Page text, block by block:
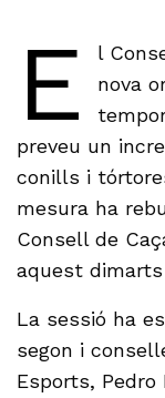
E
l
nova
preveu un
conills i
mesura ha
Consell de
aquest dimarts
La sessió ha
segon i
Esports, Pedro